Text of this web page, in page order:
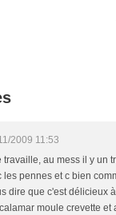
2009 11:53
travaille, au mess il y un
les pennes et c bien
dire que c'est délicieux
moule crevette et